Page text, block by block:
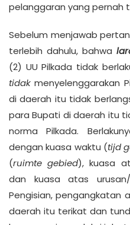
pelanggaran yang pernah
Sebelum menjawab
terlebih dahulu, bahwa
(2) UU Pilkada tidak
tidak menyelenggarakan
di daerah itu tidak
para Bupati di daerah itu
norma Pilkada.
dengan kuasa waktu (tijd
(ruimte gebied), kuasa
dan kuasa atas
Pengisian, pengangkatan
daerah itu terikat dan